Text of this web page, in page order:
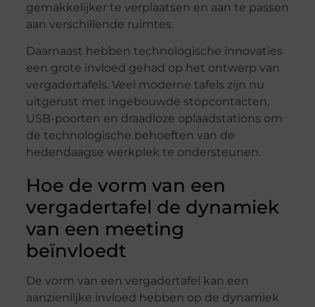
gemakkelijker te verplaatsen en aan te passen
aan verschillende ruimtes.
Daarnaast hebben technologische innovaties
een grote invloed gehad op het ontwerp van
vergadertafels. Veel moderne tafels zijn nu
uitgerust met ingebouwde stopcontacten,
USB-poorten en draadloze oplaadstations om
de technologische behoeften van de
hedendaagse werkplek te ondersteunen.
Hoe de vorm van een
vergadertafel de dynamiek
van een meeting
beïnvloedt
De vorm van een vergadertafel kan een
aanzienlijke invloed hebben op de dynamiek